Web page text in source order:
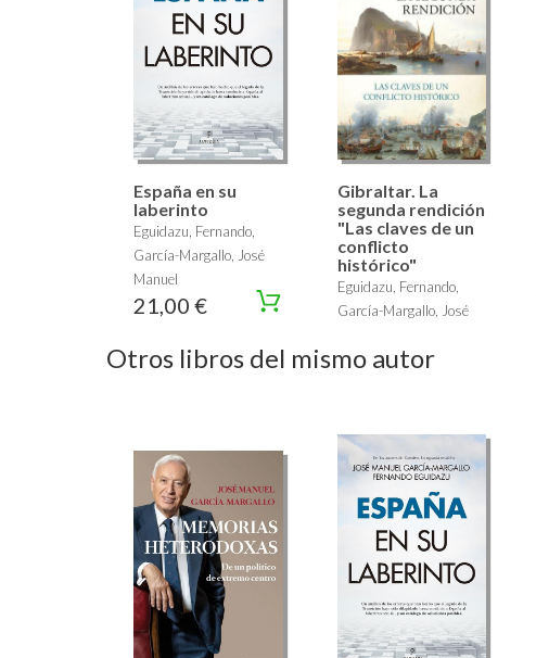
España en su
laberinto
Eguidazu, Fernando,
García-Margallo, José
Manuel
21,00 €
Gibraltar. La
segunda rendición
"Las claves de un
conflicto
histórico"
Eguidazu, Fernando,
García-Margallo, José
19,00 €
Otros libros del mismo autor